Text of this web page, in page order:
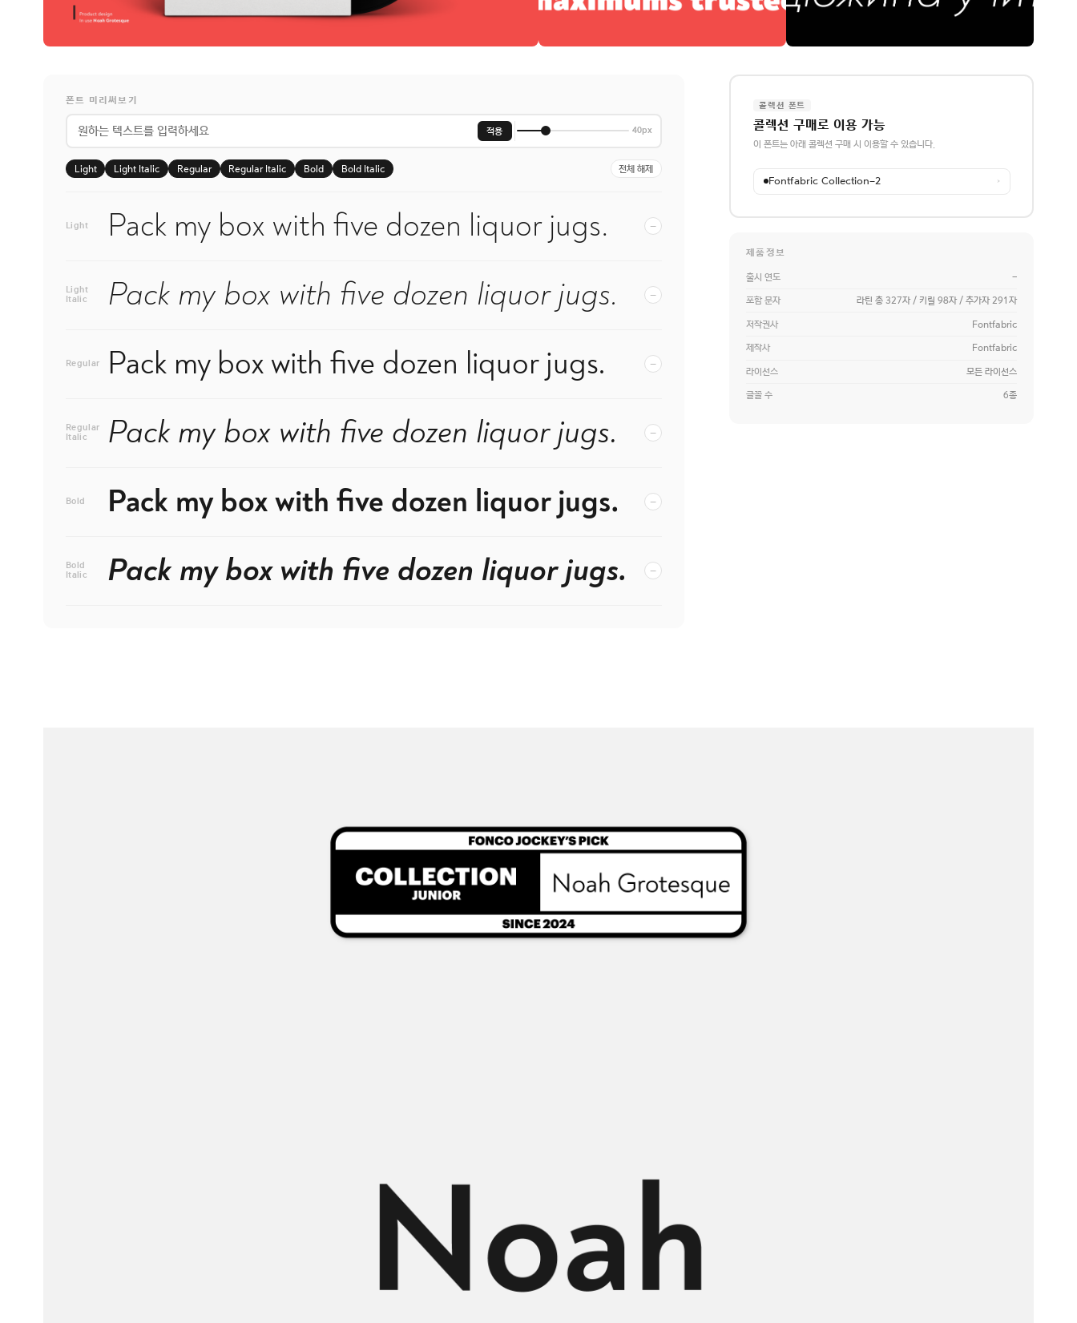
폰트 미리써보기
적용 40px
Light Light Italic Regular Regular Italic Bold Bold Italic 전체 해제
Light Pack my box with five dozen liquor jugs. −
Light
Italic
Pack my box with five dozen liquor jugs. −
Regular Pack my box with five dozen liquor jugs. −
Regular
Italic
Pack my box with five dozen liquor jugs. −
Bold Pack my box with five dozen liquor jugs. −
Bold
Italic
Pack my box with five dozen liquor jugs. −
콜렉션 폰트
콜렉션 구매로 이용 가능
이 폰트는 아래 콜렉션 구매 시 이용할 수 있습니다.
Fontfabric Collection-2 →
제품정보
출시 연도 -
포함 문자 라틴 총 327자 / 키릴 98자 / 추가자 291자
저작권사 Fontfabric
제작사 Fontfabric
라이선스 모든 라이선스
글꼴 수 6종